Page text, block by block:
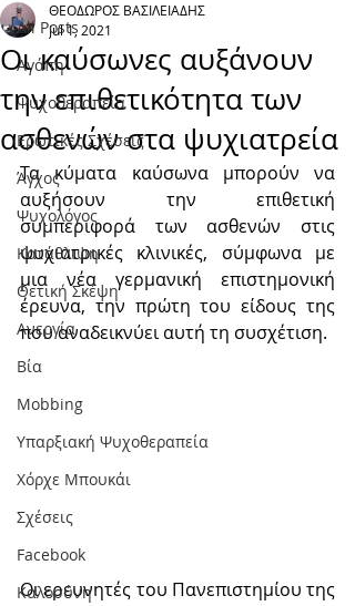
All Posts
Αγάπη
Ψυχοθεραπεία
Ερωτικές Σχέσεις
Άγχος
Ψυχολόγος
Κατάθλιψη
Θετική Σκέψη
Ανεργία
Βία
Mobbing
Υπαρξιακή Ψυχοθεραπεία
Χόρχε Μπουκάι
Σχέσεις
Facebook
Καλοσύνη
Οι καύσωνες αυξάνουν
την επιθετικότητα των
ασθενών στα ψυχιατρεία
ΘΕΟΔΩΡΟΣ ΒΑΣΙΛΕΙΑΔΗΣ
Jul 1, 2021
Τα κύματα καύσωνα μπορούν να
αυξήσουν την επιθετική
συμπεριφορά των ασθενών στις
ψυχιατρικές κλινικές, σύμφωνα με
μια νέα γερμανική επιστημονική
έρευνα, την πρώτη του είδους της
που αναδεικνύει αυτή τη συσχέτιση.
Οι ερευνητές του Πανεπιστημίου της